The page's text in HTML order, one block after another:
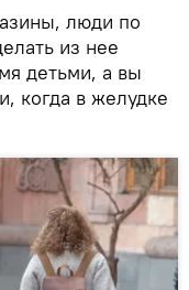
люди по
из нее
детьми, а вы
когда в желудке